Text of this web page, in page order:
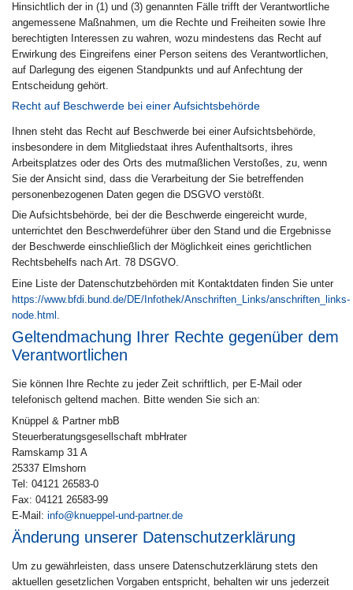
Hinsichtlich der in (1) und (3) genannten Fälle trifft der Verantwortliche
angemessene Maßnahmen, um die Rechte und Freiheiten sowie Ihre
berechtigten Interessen zu wahren, wozu mindestens das Recht auf
Erwirkung des Eingreifens einer Person seitens des Verantwortlichen,
auf Darlegung des eigenen Standpunkts und auf Anfechtung der
Entscheidung gehört.
Recht auf Beschwerde bei einer Aufsichtsbehörde
Ihnen steht das Recht auf Beschwerde bei einer Aufsichtsbehörde,
insbesondere in dem Mitgliedstaat ihres Aufenthaltsorts, ihres
Arbeitsplatzes oder des Orts des mutmaßlichen Verstoßes, zu, wenn
Sie der Ansicht sind, dass die Verarbeitung der Sie betreffenden
personenbezogenen Daten gegen die DSGVO verstößt.
Die Aufsichtsbehörde, bei der die Beschwerde eingereicht wurde,
unterrichtet den Beschwerdeführer über den Stand und die Ergebnisse
der Beschwerde einschließlich der Möglichkeit eines gerichtlichen
Rechtsbehelfs nach Art. 78 DSGVO.
Eine Liste der Datenschutzbehörden mit Kontaktdaten finden Sie unter
https://www.bfdi.bund.de/DE/Infothek/Anschriften_Links/anschriften_links-
node.html
Geltendmachung Ihrer Rechte gegenüber dem
Verantwortlichen
Sie können Ihre Rechte zu jeder Zeit schriftlich, per E-Mail oder
telefonisch geltend machen. Bitte wenden Sie sich an:
Knüppel & Partner mbB
Steuerberatungsgesellschaft mbHrater
Ramskamp 31 A
25337 Elmshorn
Tel: 04121 26583-0
Fax: 04121 26583-99
E-Mail: info@knueppel-und-partner.de
Änderung unserer Datenschutzerklärung
Um zu gewährleisten, dass unsere Datenschutzerklärung stets den
aktuellen gesetzlichen Vorgaben entspricht, behalten wir uns jederzeit